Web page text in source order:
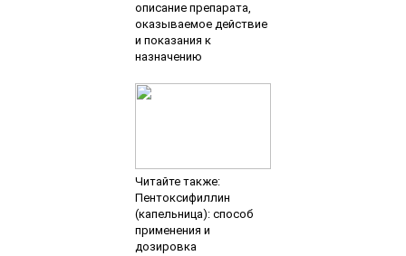
описание препарата,
оказываемое действие
и показания к
назначению
Читайте также:
Пентоксифиллин
(капельница): способ
применения и
дозировка